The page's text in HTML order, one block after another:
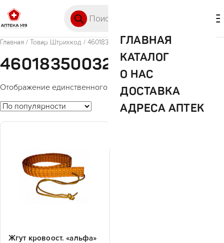
ГЛАВНАЯ
КАТАЛОГ
О НАС
ДОСТАВКА
АДРЕСА АПТЕК
Главная / Товар Штрихкод / 4601835003226
4601835003226
Отображение единственного товара
Жгут кровоост. «альфа»